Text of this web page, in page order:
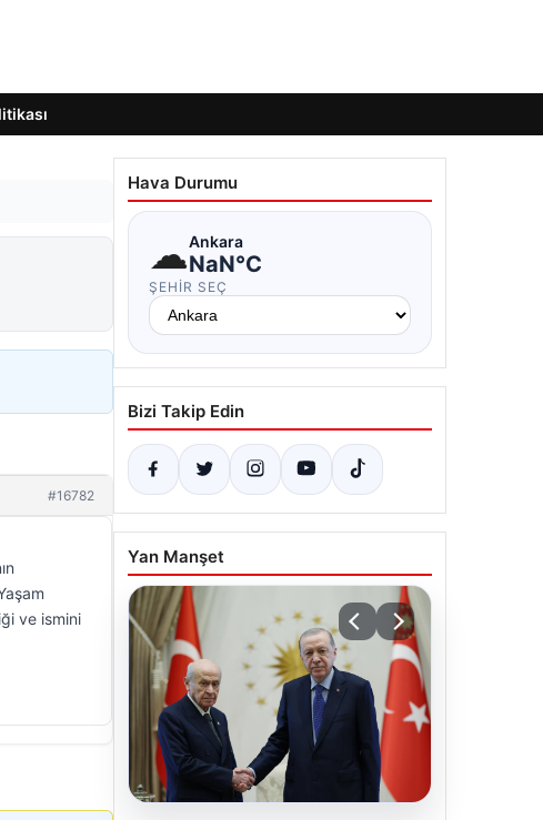
#16782
ve ismini
Hava Durumu
☁Ankara
NaN°C
ŞEHIR SEÇ
Bizi Takip Edin
Yan Manşet